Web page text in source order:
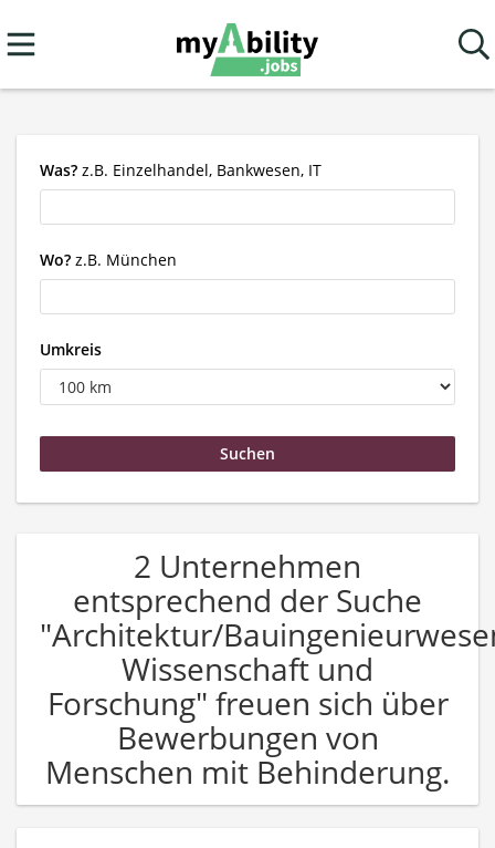
Was? z.B. Einzelhandel, Bankwesen, IT
Wo? z.B. München
Umkreis
2 Unternehmen
entsprechend der Suche
"Architektur/
Wissenschaft und
Forschung" freuen sich über
Bewerbungen von
Menschen mit Behinderung.